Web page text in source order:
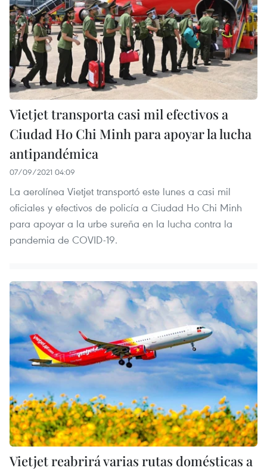
Vietjet transporta casi mil efectivos a
Ciudad Ho Chi Minh para apoyar la lucha
antipandémica
07/09/2021 04:09
La aerolínea Vietjet transportó este lunes a casi mil
oficiales y efectivos de policía a Ciudad Ho Chi Minh
para apoyar a la urbe sureña en la lucha contra la
pandemia de COVID-19.
Vietjet reabrirá varias rutas domésticas a